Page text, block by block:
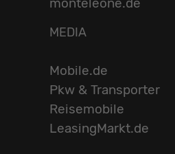
MEDIA
Mobile.de
Pkw & Transporter
Reisemobile
LeasingMarkt.de